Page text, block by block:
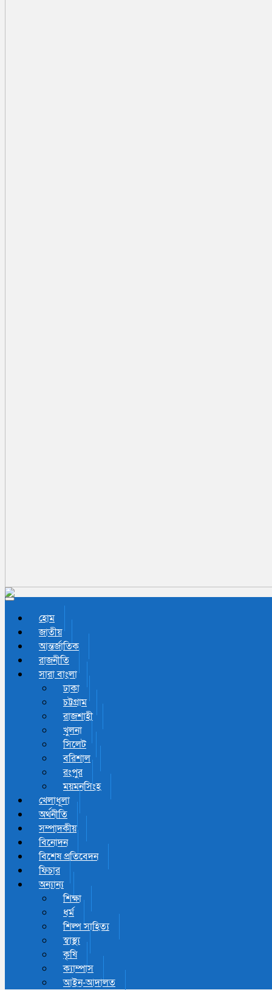
Toggle navigation
হোম
জাতীয়
আন্তর্জাতিক
রাজনীতি
সারা বাংলা
ঢাকা
চট্টগ্রাম
রাজশাহী
খুলনা
সিলেট
বরিশাল
রংপুর
ময়মনসিংহ
খেলাধূলা
অর্থনীতি
সম্পাদকীয়
বিনোদন
বিশেষ প্রতিবেদন
ফিচার
অন্যান্য
শিক্ষা
ধর্ম
শিল্প সাহিত্য
স্বাস্থ্য
কৃষি
ক্যাম্পাস
আইন-আদালত